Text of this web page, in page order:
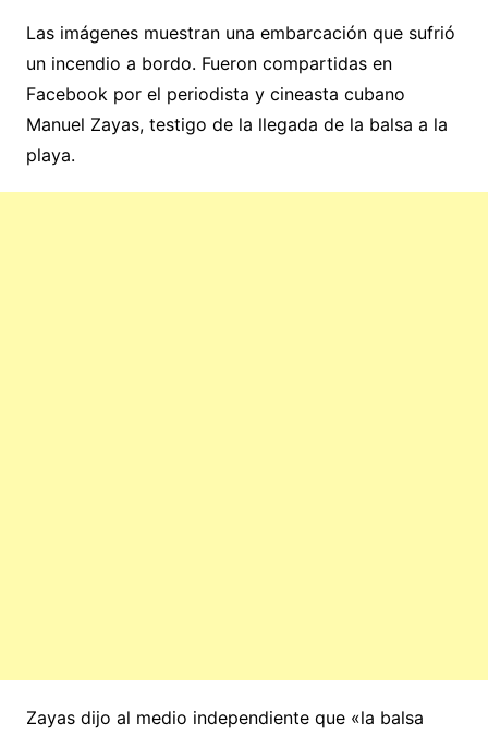
Las imágenes muestran una embarcación que sufrió
un incendio a bordo. Fueron compartidas en
Facebook por el periodista y cineasta cubano
Manuel Zayas, testigo de la llegada de la balsa a la
playa.
Zayas dijo al medio independiente que «la balsa